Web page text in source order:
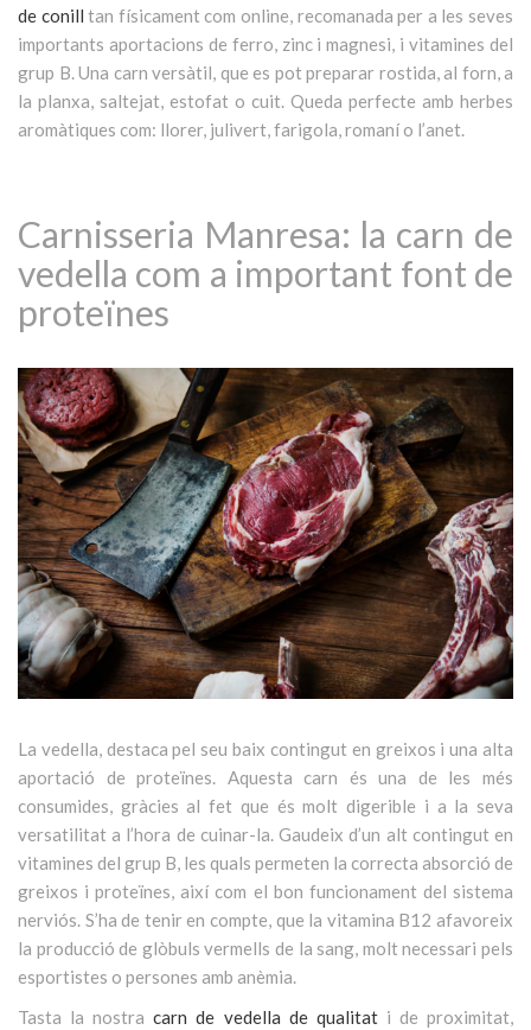
de conill tan físicament com online, recomanada per a les seves
importants aportacions de ferro, zinc i magnesi, i vitamines del
grup B. Una carn versàtil, que es pot preparar rostida, al forn, a
la planxa, saltejat, estofat o cuit. Queda perfecte amb herbes
aromàtiques com: llorer, julivert, farigola, romaní o l’anet.
Carnisseria Manresa: la carn de
vedella com a important font de
proteïnes
La vedella, destaca pel seu baix contingut en greixos i una alta
aportació de proteïnes. Aquesta carn és una de les més
consumides, gràcies al fet que és molt digerible i a la seva
versatilitat a l’hora de cuinar-la. Gaudeix d’un alt contingut en
vitamines del grup B, les quals permeten la correcta absorció de
greixos i proteïnes, així com el bon funcionament del sistema
nerviós. S’ha de tenir en compte, que la vitamina B12 afavoreix
la producció de glòbuls vermells de la sang, molt necessari pels
esportistes o persones amb anèmia.
Tasta la nostra carn de vedella de qualitati de proximitat,